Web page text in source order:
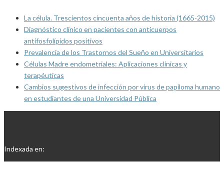
La célula. Trescientos cincuenta años de historia (1665-2015)
Diagnóstico clínico en pacientes con anticuerpos
antifosfolípidos positivos
Prevalencia de los Trastornos del Sueño en Universitarios
Células Madre endometriales: Aplicaciones clínicas y
terapéuticas
Cambios sugestivos de infección por virus de papiloma humano
en estudiantes de una Universidad Pública
Indexada en: